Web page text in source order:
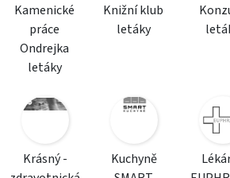
Kamenické
práce
Ondrejka
letáky
Knižní klub
letáky
Krásný -
Kuchyně